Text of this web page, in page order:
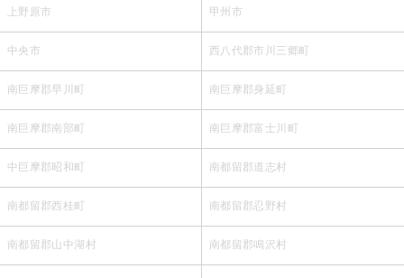
上野原市 甲州市
中央市 西八代郡市川三郷町
南巨摩郡早川町 南巨摩郡身延町
南巨摩郡南部町 南巨摩郡富士川町
中巨摩郡昭和町 南都留郡道志村
南都留郡西桂町 南都留郡忍野村
南都留郡山中湖村 南都留郡鳴沢村